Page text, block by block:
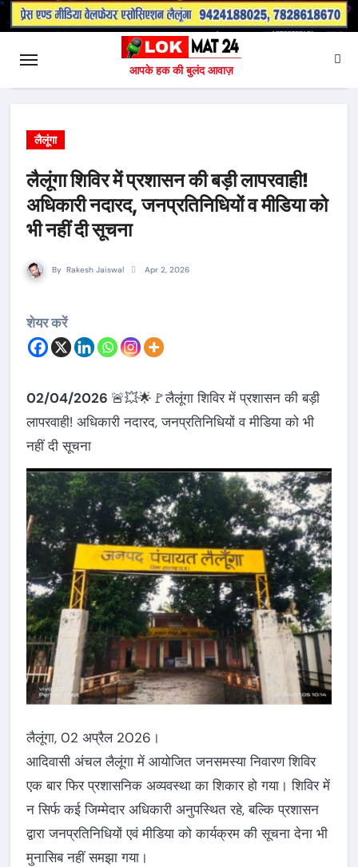
आपके हक की बुलंद आवाज़
लैलूंगा
लैलूंगा शिविर में प्रशासन की बड़ी लापरवाही!
अधिकारी नदारद, जनप्रतिनिधियों व मीडिया को
भी नहीं दी सूचना
By Rakesh Jaiswal Apr 2, 2026
शेयर करें
02/04/2026 🚨💥🌟🚩लैलूंगा शिविर में प्रशासन की बड़ी
लापरवाही! अधिकारी नदारद, जनप्रतिनिधियों व मीडिया को भी
नहीं दी सूचना
लैलूंगा, 02 अप्रैल 2026।
आदिवासी अंचल लैलूंगा में आयोजित जनसमस्या निवारण शिविर
एक बार फिर प्रशासनिक अव्यवस्था का शिकार हो गया। शिविर में
न सिर्फ कई जिम्मेदार अधिकारी अनुपस्थित रहे, बल्कि प्रशासन
द्वारा जनप्रतिनिधियों एवं मीडिया को कार्यक्रम की सूचना देना भी
मुनासिब नहीं समझा गया।